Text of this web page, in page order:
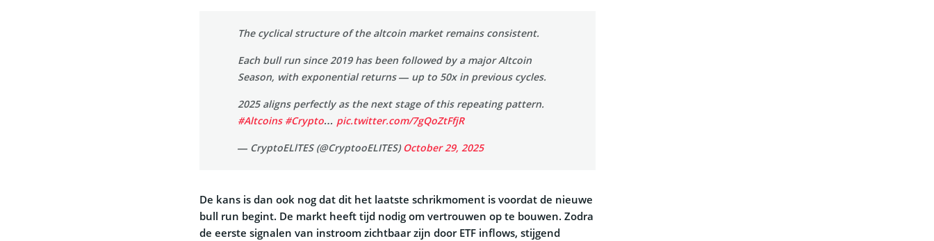
The cyclical structure of the altcoin market remains consistent.
Each bull run since 2019 has been followed by a major Altcoin
Season, with exponential returns — up to 50x in previous cycles.
2025 aligns perfectly as the next stage of this repeating pattern.
#Altcoins #Crypto… pic.twitter.com/7gQoZtFfjR
— CryptoELlTES (@CryptooELITES)October 29, 2025
De kans is dan ook nog dat dit het laatste schrikmoment is voordat de nieuwe
bull run begint. De markt heeft tijd nodig om vertrouwen op te bouwen. Zodra
de eerste signalen van instroom zichtbaar zijn door ETF inflows, stijgend